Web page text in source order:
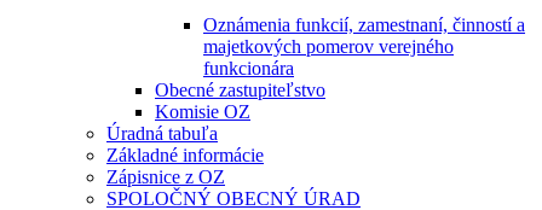
Oznámenia funkcií, zamestnaní, činností a
majetkových pomerov verejného
funkcionára
Obecné zastupiteľstvo
Komisie OZ
Úradná tabuľa
Základné informácie
Zápisnice z OZ
SPOLOČNÝ OBECNÝ ÚRAD